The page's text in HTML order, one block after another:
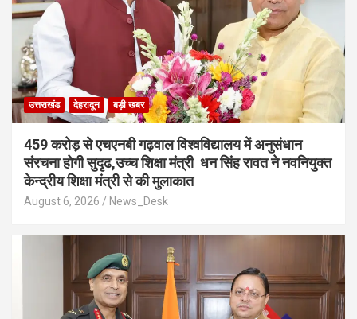
उत्तराखंड देहरादून बड़ी खबर
459 करोड़ से एचएनबी गढ़वाल विश्वविद्यालय में अनुसंधान
संरचना होगी सुदृढ,उच्च शिक्षा मंत्री धन सिंह रावत ने नवनियुक्त
केन्द्रीय शिक्षा मंत्री से की मुलाकात
August 6, 2026 News_Desk